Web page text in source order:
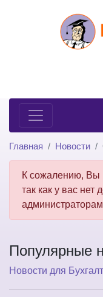
Главная Новости
К сожалению, Вы
так как у вас нет
Популярные
Новости для